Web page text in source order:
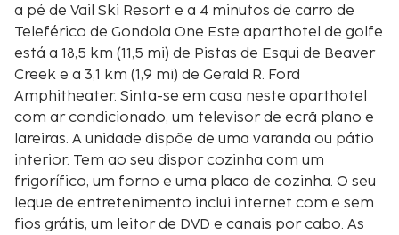
a pé de Vail Ski Resort e a 4 minutos de carro de
Teleférico de Gondola One Este aparthotel de golfe
está a 18,5 km (11,5 mi) de Pistas de Esqui de Beaver
Creek e a 3,1 km (1,9 mi) de Gerald R. Ford
Amphitheater. Sinta-se em casa neste aparthotel
com ar condicionado, um televisor de ecrã plano e
lareiras. A unidade dispõe de uma varanda ou pátio
interior. Tem ao seu dispor cozinha com um
frigorífico, um forno e uma placa de cozinha. O seu
leque de entretenimento inclui internet com e sem
fios grátis, um leitor de DVD e canais por cabo. As